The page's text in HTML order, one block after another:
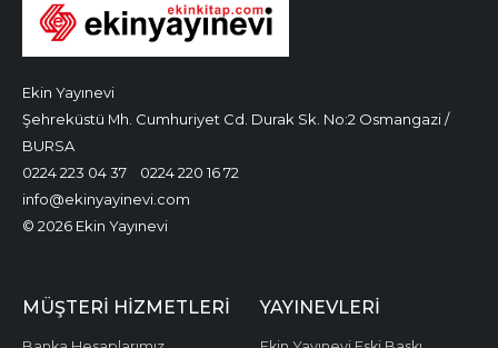
Ekin Yayınevi
Şehreküstü Mh. Cumhuriyet Cd. Durak Sk. No:2 Osmangazi /
BURSA
0224 223 04 37
0224 220 16 72
info@ekinyayinevi.com
© 2026 Ekin Yayınevi
MÜŞTERI HIZMETLERI YAYINEVLERI